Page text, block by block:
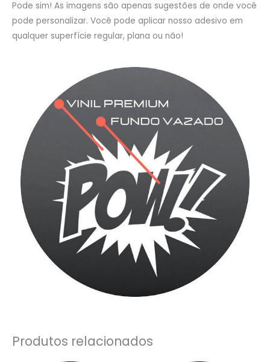
Pode sim! As imagens são apenas sugestões de onde você
pode personalizar. Você pode aplicar nosso adesivo em
qualquer superfície regular, plana ou não!
Produtos relacionados